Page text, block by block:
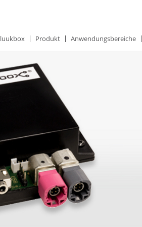
luukbox
Produkt Anwendungsbereiche